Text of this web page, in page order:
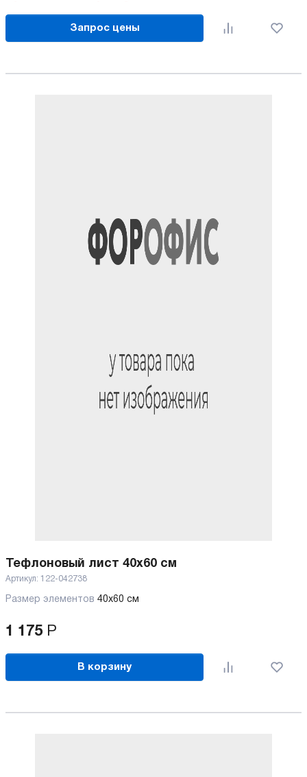
Запрос цены
Тефлоновый лист 40x60 см
Артикул: 122-042738
Размер элементов 40х60 см
1 175 Р
В корзину